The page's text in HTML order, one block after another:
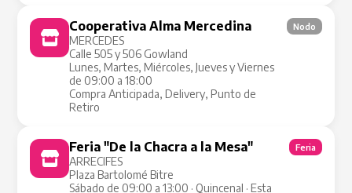
Cooperativa Alma Mercedina
MERCEDES
Calle 505 y 506 Gowland
Lunes, Martes, Miércoles, Jueves y Viernes
de 09:00 a 18:00
Compra Anticipada, Delivery, Punto de
Retiro
Nodo
Feria "De la Chacra a la Mesa"
ARRECIFES
Plaza Bartolomé Bitre
Sábado de 09:00 a 13:00 · Quincenal · Esta
Feria